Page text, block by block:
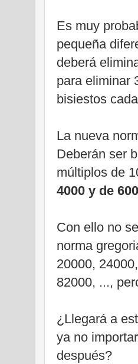
Es muy
pequeña
deberá
para eliminar
bisiestos
La nueva
Deberán ser
múltiplos de
4000 y de
Con ello no
norma
20000,
82000, ...,
¿Llegará a
ya no
después?